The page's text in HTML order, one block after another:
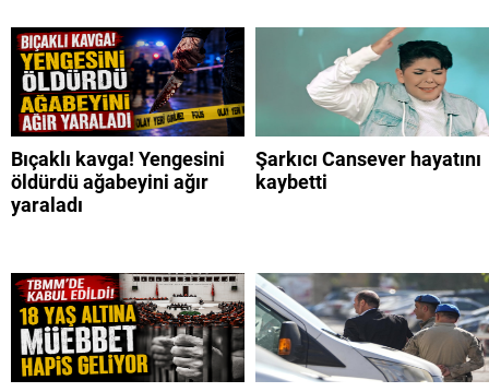
Bıçaklı kavga! Yengesini
öldürdü ağabeyini ağır
yaraladı
Şarkıcı Cansever hayatını
kaybetti